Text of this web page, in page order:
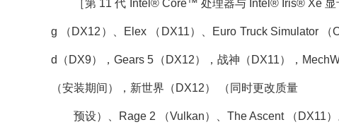
［第 11 代 Intel® Core™ 处理器与 Intel® Iris® Xe 显
g （DX12）、Elex （DX11）、Euro Truck Simulator
d（DX9），Gears 5（DX12），战神（DX11），
（安装期间），新世界（DX12） （同时更改质量
预设）、Rage 2 （Vulkan）、The Ascent （DX11）